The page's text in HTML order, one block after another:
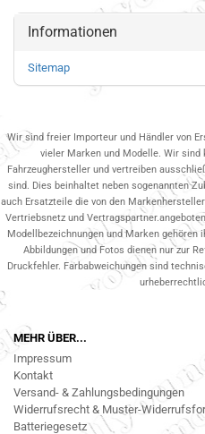
Informationen
Sitemap
Wir sind freier Importeur und Händler von
vieler Marken und Modelle. Wir
Fahrzeughersteller und vertreiben
sind. Dies beinhaltet neben sogenannten
auch Ersatzteile die von den
Vertriebsnetz und
Modellbezeichnungen und Marken gehören
Abbildungen und Fotos dienen nur zur
Druckfehler. Farbabweichungen sind
MEHR ÜBER...
Impressum
Kontakt
Versand- & Zahlungsbedingungen
Widerrufsrecht & Muster-
Batteriegesetz